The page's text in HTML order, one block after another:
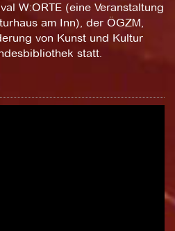
W:ORTE (eine Veranstaltung
am Inn), der ÖGZM,
von Kunst und Kultur
statt.